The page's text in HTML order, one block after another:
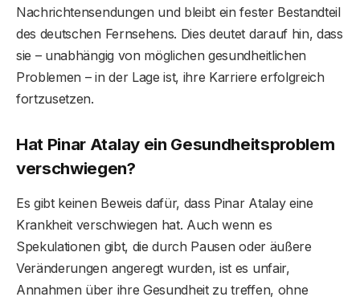
Nachrichtensendungen und bleibt ein fester Bestandteil
des deutschen Fernsehens. Dies deutet darauf hin, dass
sie – unabhängig von möglichen gesundheitlichen
Problemen – in der Lage ist, ihre Karriere erfolgreich
fortzusetzen.
Hat Pinar Atalay ein Gesundheitsproblem
verschwiegen?
Es gibt keinen Beweis dafür, dass Pinar Atalay eine
Krankheit verschwiegen hat. Auch wenn es
Spekulationen gibt, die durch Pausen oder äußere
Veränderungen angeregt wurden, ist es unfair,
Annahmen über ihre Gesundheit zu treffen, ohne